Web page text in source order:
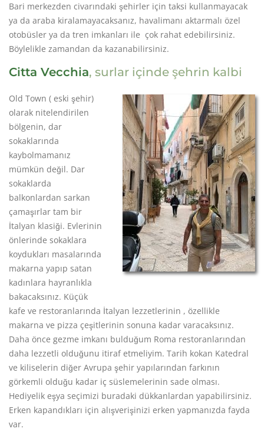
Bari merkezden civarındaki şehirler için taksi kullanmayacak
ya da araba kiralamayacaksanız, havalimanı aktarmalı özel
otobüsler ya da tren imkanları ile çok rahat edebilirsiniz.
Böylelikle zamandan da kazanabilirsiniz.
Citta Vecchia, surlar içinde şehrin kalbi
Old Town ( eski şehir)
olarak nitelendirilen
bölgenin, dar
sokaklarında
kaybolmamanız
mümkün değil. Dar
sokaklarda
balkonlardan sarkan
çamaşırlar tam bir
İtalyan klasiği. Evlerinin
önlerinde sokaklara
koydukları masalarında
makarna yapıp satan
kadınlara hayranlıkla
bakacaksınız. Küçük
kafe ve restoranlarında İtalyan lezzetlerinin , özellikle
makarna ve pizza çeşitlerinin sonuna kadar varacaksınız.
Daha önce gezme imkanı bulduğum Roma restoranlarından
daha lezzetli olduğunu itiraf etmeliyim. Tarih kokan Katedral
ve kiliselerin diğer Avrupa şehir yapılarından farkının
görkemli olduğu kadar iç süslemelerinin sade olması.
Hediyelik eşya seçimizi buradaki dükkanlardan yapabilirsiniz.
Erken kapandıkları için alışverişinizi erken yapmanızda fayda
var.